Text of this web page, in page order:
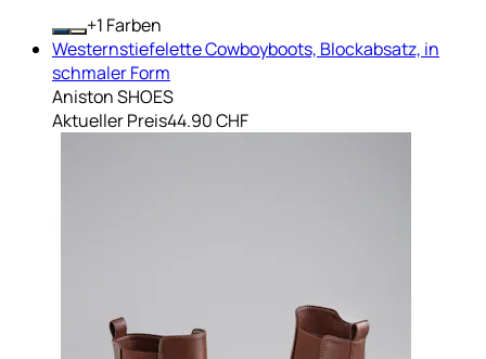
+ Farben
Westernstiefelette Cowboyboots, Blockabsatz, in
schmaler Form
Aniston SHOES
Aktueller Preis44.90 CHF